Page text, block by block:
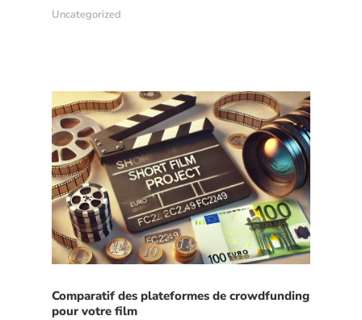
Uncategorized
Comparatif des plateformes de crowdfunding
pour votre film